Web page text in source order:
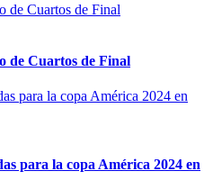
de Cuartos de Final
para la copa América 2024 en